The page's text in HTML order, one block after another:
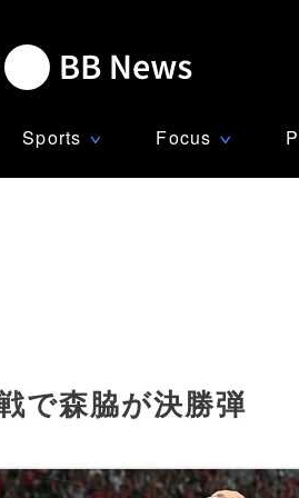
Sports ∨ Focus ∨
で森脇が決勝弾